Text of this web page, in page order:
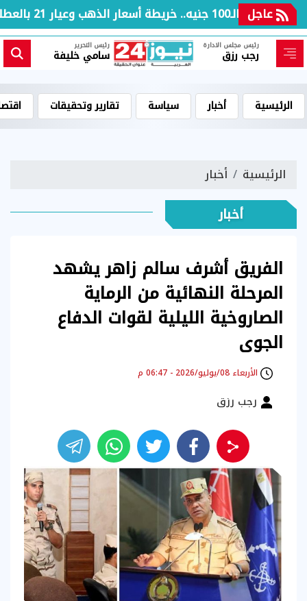
عاجل
أسعار الذهب وعيار 21 بالعطلة الأسبوعية
رئيس مجلس الادارة
رجب رزق
رئيس التحرير
سامي خليفة
الرئيسية أخبار سياسة تقارير وتحقيقات
الرئيسية أخبار
أخبار
الفريق أشرف سالم زاهر يشهد
المرحلة النهائية من الرماية
الصاروخية الليلية لقوات الدفاع
الجوى
الأربعاء 08/يوليو/2026 - 06:47 م
رجب رزق